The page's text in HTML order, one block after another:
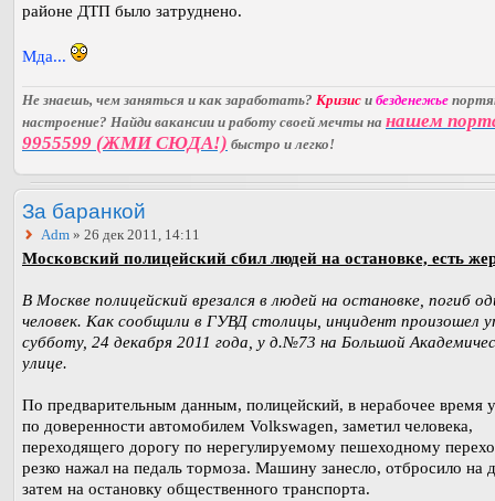
районе ДТП было затруднено.
Мда...
Не знаешь, чем заняться и как заработать? Кризис и безденежье
настроение? Найди вакансии и работу своей мечты на нашем
9955599 (ЖМИ СЮДА!) быстро и легко!
За баранкой
Adm » 26 дек 2011, 14:11
Московский полицейский сбил людей на остановке, есть
В Москве полицейский врезался в людей на остановке, погиб
человек. Как сообщили в ГУВД столицы, инцидент произошел
субботу, 24 декабря 2011 года, у д.№73 на Большой
улице.
По предварительным данным, полицейский, в нерабочее время
по доверенности автомобилем Volkswagen, заметил человека,
переходящего дорогу по нерегулируемому пешеходному
резко нажал на педаль тормоза. Машину занесло, отбросило на
затем на остановку общественного транспорта.